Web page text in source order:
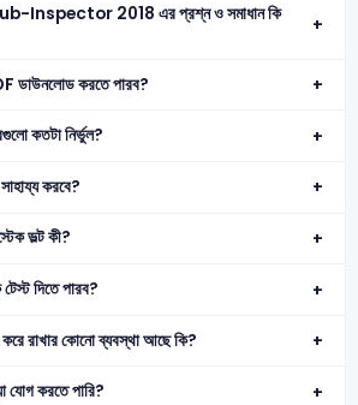
Inspector 2018 এর প্রশ্ন ও সমাধান কি
ডাউনলোড করতে পারব?
কতটা নির্ভুল?
করবে?
ভল্ট কী?
দিতে পারব?
রাখার কোনো ব্যবস্থা আছে কি?
যোগ করতে পারি?